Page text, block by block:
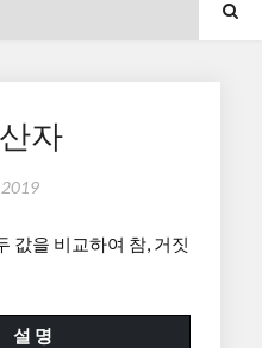
자
값을 비교하여 참, 거짓
설 명